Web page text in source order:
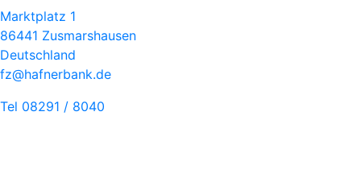
Marktplatz 1
86441 Zusmarshausen
Deutschland
fz@hafnerbank.de
Tel 08291 / 8040